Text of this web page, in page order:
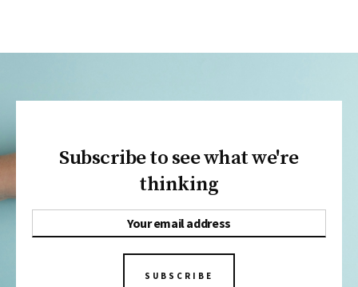
Subscribe to see what we're
thinking
SUBSCRIBE